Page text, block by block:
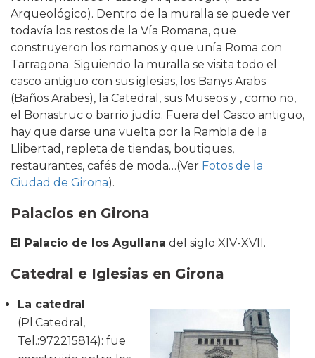
Arqueológico). Dentro de la muralla se puede ver
todavía los restos de la Vía Romana, que
construyeron los romanos y que unía Roma con
Tarragona. Siguiendo la muralla se visita todo el
casco antiguo con sus iglesias, los Banys Arabs
(Baños Arabes), la Catedral, sus Museos y , como no,
el Bonastruc o barrio judío. Fuera del Casco antiguo,
hay que darse una vuelta por la Rambla de la
Llibertad, repleta de tiendas, boutiques,
restaurantes, cafés de moda…(Ver Fotos de la
Ciudad de Girona).
Palacios en Girona
El Palacio de los Agullana del siglo XIV-XVII.
Catedral e Iglesias en Girona
La catedral
(Pl.Catedral,
Tel.:972215814): fue